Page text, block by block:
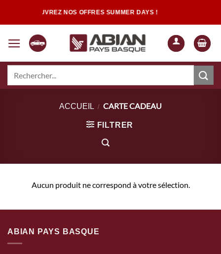
DÉCOUVREZ NOS OFFRES SUMMER DAYS !
Quand les résultats de l'auto-complétion sont disponibles, utilisez les
ACCUEIL / CARTE CADEAU
FILTRER
Aucun produit ne correspond à votre sélection.
ABIAN PAYS BASQUE